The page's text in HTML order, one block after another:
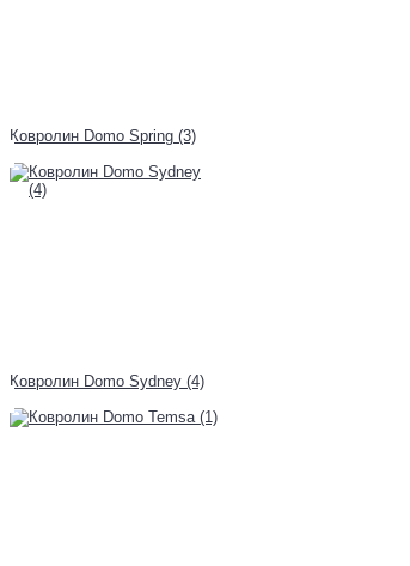
Ковролин Domo Spring (3)
Ковролин Domo Sydney (4)